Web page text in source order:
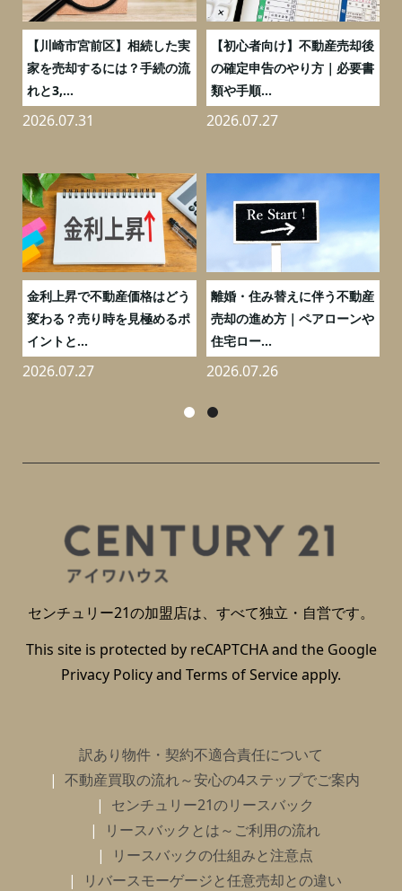
【川崎市宮前区】相続した実
家を売却するには？手続の流
れと3,...
2026.07.31
【初心者向け】不動産売却後
の確定申告のやり方｜必要書
類や手順...
2026.07.27
金利上昇で不動産価格はどう
変わる？売り時を見極めるポ
イントと...
2026.07.27
離婚・住み替えに伴う不動産
売却の進め方｜ペアローンや
住宅ロー...
2026.07.26
センチュリー21の加盟店は、すべて独立・自営です。
This site is protected by reCAPTCHA and the Google
Privacy Policyand Terms of Serviceapply.
訳あり物件・契約不適合責任について
不動産買取の流れ～安心の4ステップでご案内
センチュリー21のリースバック
リースバックとは～ご利用の流れ
リースバックの仕組みと注意点
リバースモーゲージと任意売却との違い